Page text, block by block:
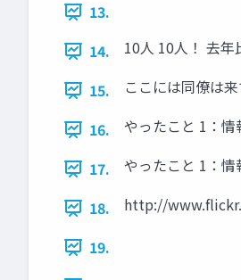
13.
14.
10人 10人！ 去
15.
ここには同僚は
16.
やったこと 1：
17.
やったこと 1：
18.
http://
19.